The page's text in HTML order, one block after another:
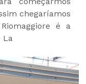
chegaríamos
é a
La